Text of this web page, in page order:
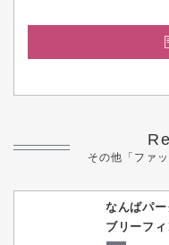
その他「ファ
なんばパー
ブリーフ